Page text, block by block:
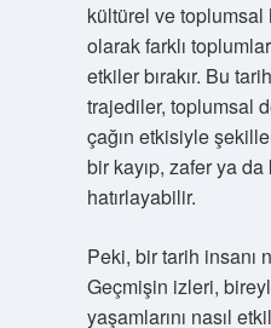
kültürel ve toplumsal
olarak farklı
etkiler bırakır. Bu
trajediler, toplumsal
çağın etkisiyle
bir kayıp, zafer ya
hatırlayabilir.
Peki, bir tarih insanı
Geçmişin izleri,
yaşamlarını nasıl